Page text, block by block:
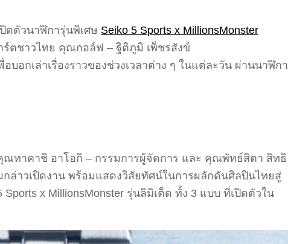
ดตัวนาฬิการุ่นพิเศษ Seiko 5 Sports x MillionsMonster
ร์ตชาวไทย คุณกอล์ฟ – ฐิติภูมิ เพ็ชรสังข์
บอกเล่าเรื่องราวของช่วงเวลาต่าง ๆ ในแต่ละวัน ผ่านนาฬิกา
ณทาคาชิ อาโอกิ – กรรมการผู้จัดการ และ คุณพัทธ์สิตา สิทธิ
ล่าวเปิดงาน พร้อมแสดงวิสัยทัศน์ในการผลักดันศิลปินไทยสู่
x MillionsMonster รุ่นลิมิเต็ด ทั้ง 3 แบบ ที่เปิดตัวใน